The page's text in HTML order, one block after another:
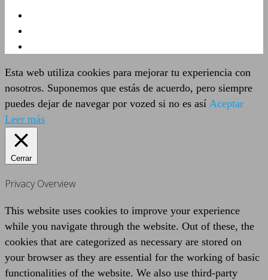
Esta web utiliza cookies para mejorar tu experiencia con
nosotros. Suponemos que estás de acuerdo, pero siempre
puedes dejar de navegar por vozed si no es así Aceptar
Leer más
Cerrar
Privacy Overview
This website uses cookies to improve your experience
while you navigate through the website. Out of these, the
cookies that are categorized as necessary are stored on
your browser as they are essential for the working of basic
functionalities of the website. We also use third-party